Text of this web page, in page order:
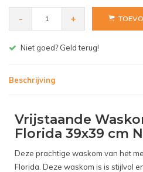
- +
Gratis bezorgen v.a. € 150,-
Beschrijving
Vrijstaande
Florida 39x39 cm
Deze prachtige waskom van het
Florida. Deze waskom is is stijlvol